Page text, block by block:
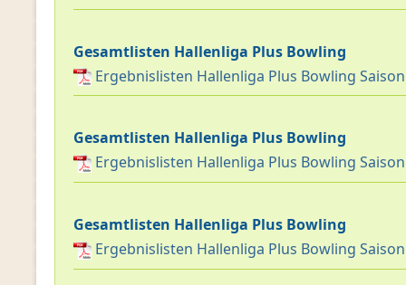
Gesamtlisten Hallenliga Plus Bowling
Ergebnislisten Hallenliga Plus Bowling
Gesamtlisten Hallenliga Plus Bowling
Ergebnislisten Hallenliga Plus Bowling
Gesamtlisten Hallenliga Plus Bowling
Ergebnislisten Hallenliga Plus Bowling